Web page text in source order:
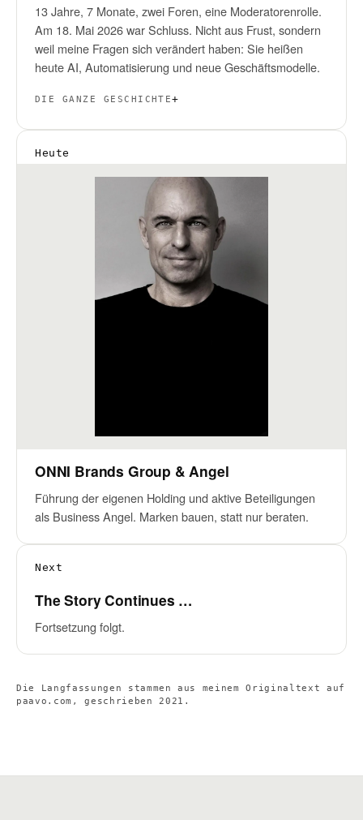
13 Jahre, 7 Monate, zwei Foren, eine Moderatorenrolle.
Am 18. Mai 2026 war Schluss. Nicht aus Frust, sondern
weil meine Fragen sich verändert haben: Sie heißen
heute AI, Automatisierung und neue Geschäftsmodelle.
DIE GANZE GESCHICHTE
Heute
ONNI Brands Group & Angel
Führung der eigenen Holding und aktive Beteiligungen
als Business Angel. Marken bauen, statt nur beraten.
Next
The Story Continues …
Fortsetzung folgt.
Die Langfassungen stammen aus meinem Originaltext auf
paavo.com, geschrieben 2021.